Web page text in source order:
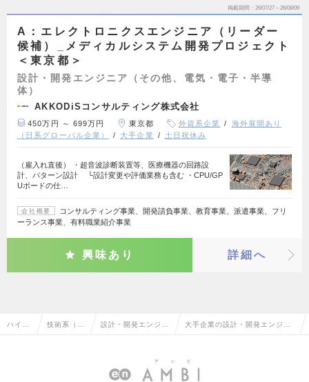
掲載期間 26/07/27～26/08/09
A：エレクトロニクスエンジニア（リーダー
候補）_メディカルシステム開発プロジェクト
＜東京都＞
設計・開発エンジニア（その他、電気・電子・半導
体）
AKKODiSコンサルティング株式会社
450万円 ～ 699万円 東京都 外資系企業
海外展開あり
（日系グローバル企業）
大手企業 土日祝休み
（雇入れ直後） ・超音波診断装置等、医療機器の回路設
計、パターン設計 └設計変更や評価業務も含む ・CPU/GP
Uボードの仕…
会社概要
コンサルティング事業、開発請負事業、教育事業、派遣事業、フリ
ーランス事業、有料職業紹介事業
興味あり 詳細へ
ハイク 技術系（電 設計・開発エンジニ
電子・半導体）
大手企業の設計・開発エンジニ
体）の転職・求人情報一覧